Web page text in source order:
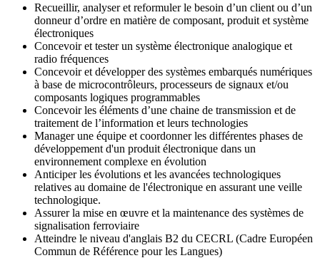
Recueillir, analyser et reformuler le besoin d’un client ou d’un
donneur d’ordre en matière de composant, produit et système
électroniques
Concevoir et tester un système électronique analogique et
radio fréquences
Concevoir et développer des systèmes embarqués numériques
à base de microcontrôleurs, processeurs de signaux et/ou
composants logiques programmables
Concevoir les éléments d’une chaine de transmission et de
traitement de l’information et leurs technologies
Manager une équipe et coordonner les différentes phases de
développement d'un produit électronique dans un
environnement complexe en évolution
Anticiper les évolutions et les avancées technologiques
relatives au domaine de l'électronique en assurant une veille
technologique.
Assurer la mise en œuvre et la maintenance des systèmes de
signalisation ferroviaire
Atteindre le niveau d'anglais B2 du CECRL (Cadre Européen
Commun de Référence pour les Langues)